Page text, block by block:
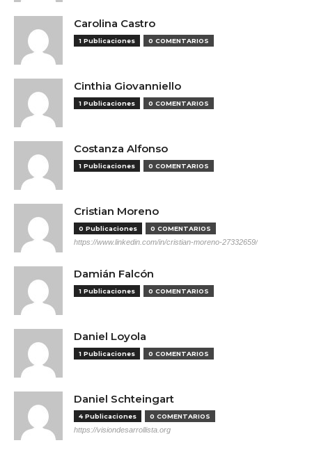
Carolina Castro
1 Publicaciones 0 COMENTARIOS
Cinthia Giovanniello
1 Publicaciones 0 COMENTARIOS
Costanza Alfonso
1 Publicaciones 0 COMENTARIOS
Cristian Moreno
0 Publicaciones 0 COMENTARIOS
https://www.linkedin.com/in/cristian-moreno-27332659/
Damián Falcón
1 Publicaciones 0 COMENTARIOS
Daniel Loyola
1 Publicaciones 0 COMENTARIOS
Daniel Schteingart
4 Publicaciones 0 COMENTARIOS
https://visiondesarrollista.org